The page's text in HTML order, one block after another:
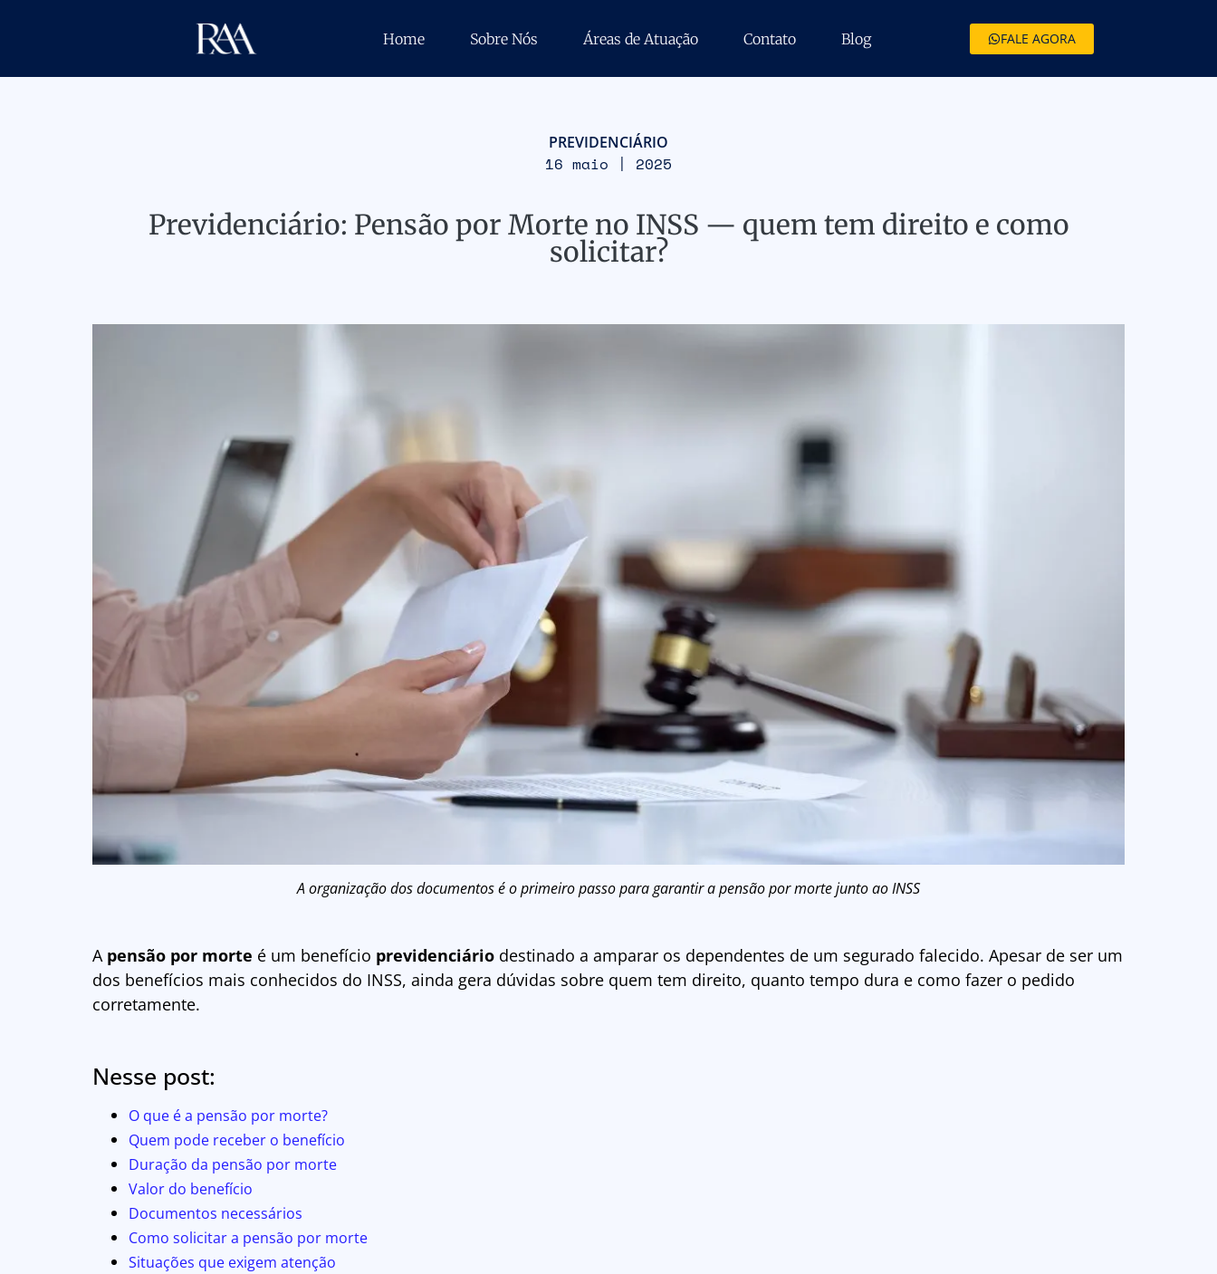
Home Sobre Nós Áreas de Atuação Contato Blog FALE AGORA
PREVIDENCIÁRIO
16 maio | 2025
Previdenciário: Pensão por Morte no INSS — quem tem direito e como
solicitar?
A organização dos documentos é o primeiro passo para garantir a pensão por morte junto ao INSS
A pensão por morte é um benefício previdenciário destinado a amparar os dependentes de um segurado falecido. Apesar de ser um
dos benefícios mais conhecidos do INSS, ainda gera dúvidas sobre quem tem direito, quanto tempo dura e como fazer o pedido
corretamente.
Nesse post:
O que é a pensão por morte?
Quem pode receber o benefício
Duração da pensão por morte
Valor do benefício
Documentos necessários
Como solicitar a pensão por morte
Situações que exigem atenção